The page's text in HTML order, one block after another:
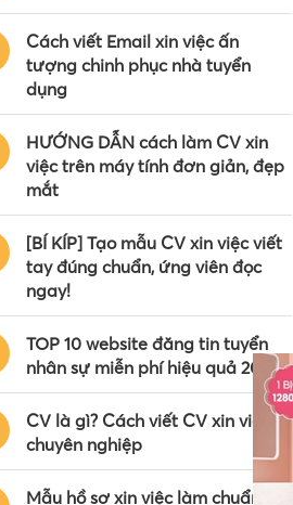
Cách viết Email xin việc ấn
tượng chinh phục nhà tuyển
dụng
HƯỚNG DẪN cách làm CV xin
việc trên máy tính đơn giản, đẹp
mắt
[BÍ KÍP] Tạo mẫu CV xin việc viết
tay đúng chuẩn, ứng viên đọc
ngay!
TOP 10 website đăng tin tuyển
nhân sự miễn phí hiệu quả 2024
CV là gì? Cách viết CV xin việc
chuyên nghiệp
Mẫu hồ sơ xin việc làm chuẩn